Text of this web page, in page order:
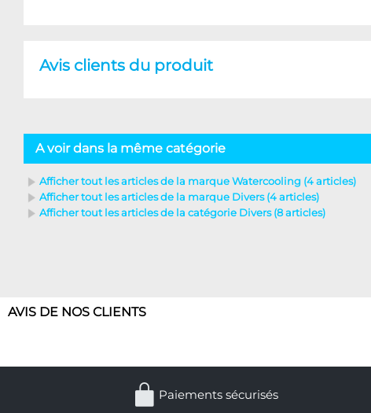
Avis clients du produit
A voir dans la même catégorie
Afficher tout les articles de la marque Watercooling (4 articles)
Afficher tout les articles de la marque Divers (4 articles)
Afficher tout les articles de la catégorie Divers (8 articles)
AVIS DE NOS CLIENTS
Paiements sécurisés